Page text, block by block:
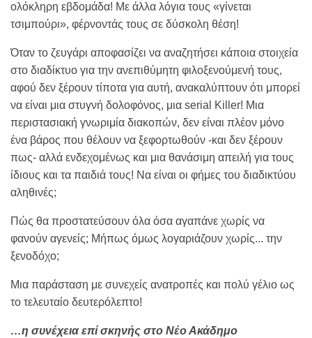
ολόκληρη εβδομάδα! Με άλλα λόγια τους «γίνεται
τσιμπούρι», φέρνοντάς τους σε δύσκολη θέση!
Όταν το ζευγάρι αποφασίζει να αναζητήσει κάποια στοιχεία
στο διαδίκτυο για την ανεπιθύμητη φιλοξενούμενή τους,
αφού δεν ξέρουν τίποτα για αυτή, ανακαλύπτουν ότι μπορεί
να είναι μια στυγνή δολοφόνος, μια serial Killer! Μια
περιστασιακή γνωριμία διακοπών, δεν είναι πλέον μόνο
ένα βάρος που θέλουν να ξεφορτωθούν -και δεν ξέρουν
πως- αλλά ενδεχομένως και μια θανάσιμη απειλή για τους
ίδιους και τα παιδιά τους! Nα είναι οι φήμες του διαδικτύου
αληθινές;
Πώς θα προστατεύσουν όλα όσα αγαπάνε χωρίς να
φανούν αγενείς; Μήπως όμως λογαριάζουν χωρίς... την
ξενοδόχο;
Μια παράσταση με συνεχείς ανατροπές και πολύ γέλιο ως
το τελευταίο δευτερόλεπτο!
…η συνέχεια επί σκηνής στο Νέο Ακάδημο